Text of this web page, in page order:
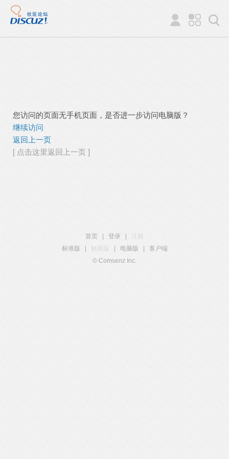
您访问的页面无手机页面，是否进一步访问电脑版？
继续访问
返回上一页
[ 点击这里返回上一页 ]
首页 登录
注册
标准版
触屏版 电脑版
客户端
© Comsenz Inc.